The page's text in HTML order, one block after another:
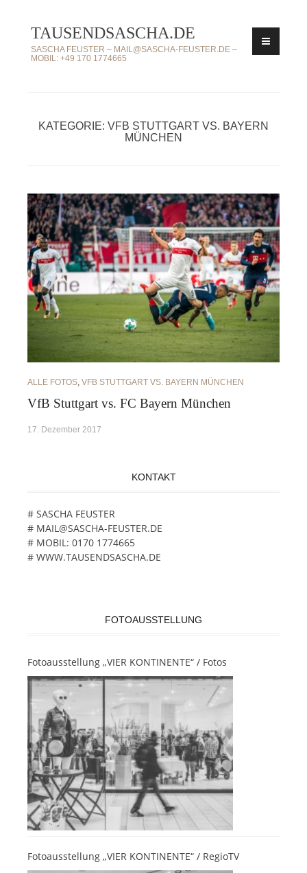
Inhalt
springen
TAUSENDSASCHA.DE
SASCHA FEUSTER – MAIL@SASCHA-FEUSTER.DE –
MOBIL: +49 170 1774665
KATEGORIE: VFB STUTTGART VS. BAYERN
MÜNCHEN
ALLE FOTOS VFB STUTTGART VS. BAYERN MÜNCHEN
VfB Stuttgart vs. FC Bayern München
17. Dezember 2017
KONTAKT
# SASCHA FEUSTER
# MAIL@SASCHA-FEUSTER.DE
# MOBIL: 0170 1774665
# WWW.TAUSENDSASCHA.DE
FOTOAUSSTELLUNG
Fotoausstellung „VIER KONTINENTE“ / Fotos
Fotoausstellung „VIER KONTINENTE“ / RegioTV